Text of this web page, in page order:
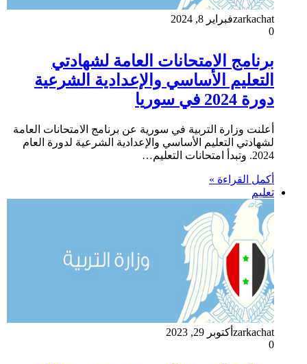
zarkachatفبراير 8, 2024
0
برنامج الامتحانات العامة لشهادتي
التعليم الأساسي والإعدادية الشرعية
دورة 2024 في سوريا
أعلنت وزارة التربية في سورية عن برنامج الامتحانات العامة
لشهادتي التعليم الأساسي والإعدادية الشرعية لدورة العام
2024. وتبدأ امتحانات التعليم…
أكمل القراءة »
تعليم
zarkachat أكتوبر 29, 2023
0